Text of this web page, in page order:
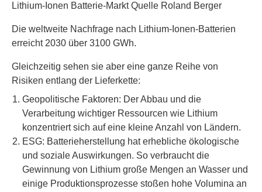
Lithium-Ionen Batterie-Markt Quelle Roland Berger
Die weltweite Nachfrage nach Lithium-Ionen-Batterien
erreicht 2030 über 3100 GWh.
Gleichzeitig sehen sie aber eine ganze Reihe von
Risiken entlang der Lieferkette:
Geopolitische Faktoren: Der Abbau und die
Verarbeitung wichtiger Ressourcen wie Lithium
konzentriert sich auf eine kleine Anzahl von Ländern.
ESG: Batterieherstellung hat erhebliche ökologische
und soziale Auswirkungen. So verbraucht die
Gewinnung von Lithium große Mengen an Wasser und
einige Produktionsprozesse stoßen hohe Volumina an